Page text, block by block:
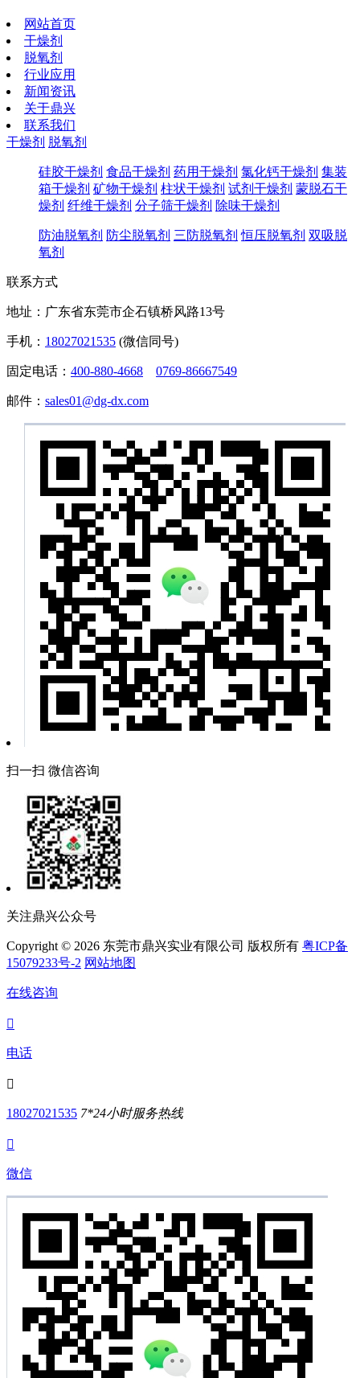
网站首页
干燥剂
脱氧剂
行业应用
新闻资讯
关于鼎兴
联系我们
干燥剂 脱氧剂
硅胶干燥剂 食品干燥剂 药用干燥剂 氯化钙干燥剂 集装
箱干燥剂 矿物干燥剂 柱状干燥剂 试剂干燥剂 蒙脱石干
燥剂 纤维干燥剂 分子筛干燥剂 除味干燥剂
防油脱氧剂 防尘脱氧剂 三防脱氧剂 恒压脱氧剂 双吸脱
氧剂
联系方式
地址：广东省东莞市企石镇桥风路13号
手机： 18027021535 (微信同号)
固定电话： 400-880-4668 0769-86667549
邮件： sales01@dg-dx.com
扫一扫 微信咨询
关注鼎兴公众号
Copyright © 2026 东莞市鼎兴实业有限公司 版权所有 粤ICP备
15079233号-2 网站地图
在线咨询

电话

18027021535 7*24小时服务热线

微信